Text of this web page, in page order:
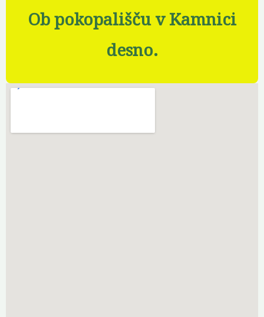
Ob pokopališču v Kamnici
desno.